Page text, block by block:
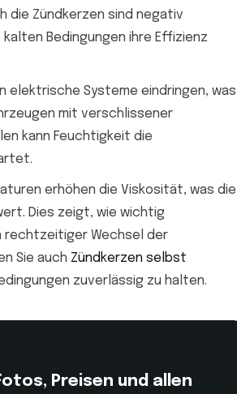
die Zündkerzen sind negativ
Bedingungen ihre Effizienz
elektrische Systeme eindringen, was
mit verschlissener
kann Feuchtigkeit die
erhöhen die Viskosität, was die
Dies zeigt, wie wichtig
rechtzeitiger Wechsel der
Sie auch Zündkerzen selbst
zuverlässig zu halten.
Preisen und allen